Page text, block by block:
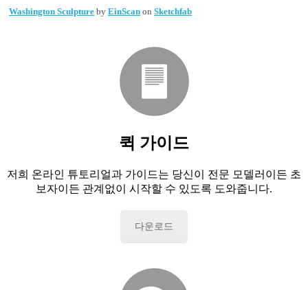
Washington Sculpture by EinScan on Sketchfab
퀵 가이드
저희 온라인 튜토리얼과 가이드는 당신이 전문 모델러이든 초
보자이든 관계없이 시작할 수 있도록 도와줍니다.
다운로드